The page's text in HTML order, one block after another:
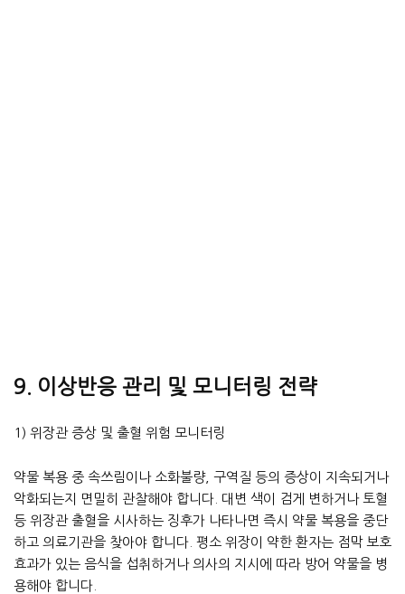
9. 이상반응 관리 및 모니터링 전략
1) 위장관 증상 및 출혈 위험 모니터링
약물 복용 중 속쓰림이나 소화불량, 구역질 등의 증상이 지속되거나
악화되는지 면밀히 관찰해야 합니다. 대변 색이 검게 변하거나 토혈
등 위장관 출혈을 시사하는 징후가 나타나면 즉시 약물 복용을 중단
하고 의료기관을 찾아야 합니다. 평소 위장이 약한 환자는 점막 보호
효과가 있는 음식을 섭취하거나 의사의 지시에 따라 방어 약물을 병
용해야 합니다.